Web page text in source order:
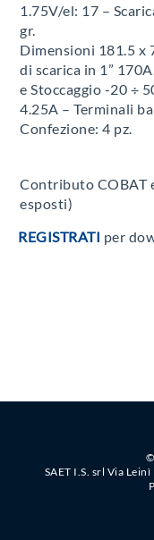
1.75V/el: 17 –
gr.
Dimensioni 181.5 x
di scarica in 1”
e Stoccaggio -20 ÷
4.25A – Terminali
Confezione: 4 pz.
Contributo COBAT
esposti)
REGISTRATI per
SAET I.S. srl Via